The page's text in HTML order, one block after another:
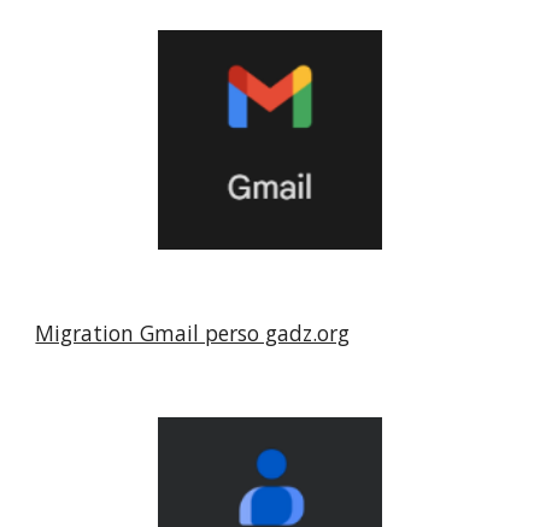
Migration Gmail perso gadz.org